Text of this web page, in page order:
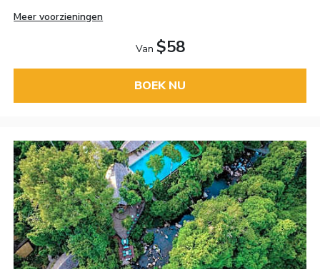
Meer voorzieningen
Van $58
BOEK NU